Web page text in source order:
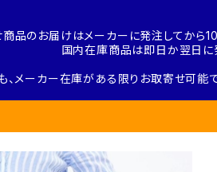
品のお届けはメーカーに発注してから
国内在庫商品は即日か翌日に
、メーカー在庫がある限りお取寄せ可能